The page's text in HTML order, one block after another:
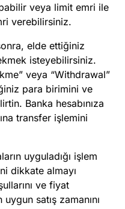
veya limit emri ile
verebilirsiniz.
elde ettiğiniz
isteyebilirsiniz.
veya “Withdrawal”
para birimini ve
Banka hesabınıza
transfer işlemini
uyguladığı işlem
dikkate almayı
ve fiyat
satış zamanını